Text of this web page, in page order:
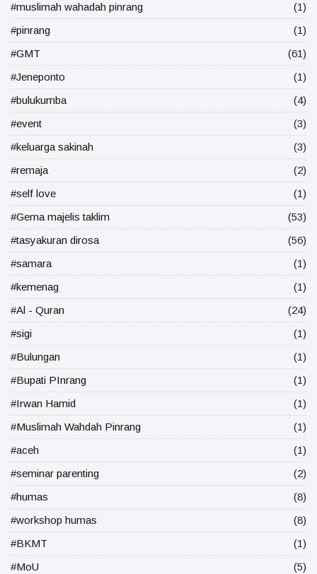
#muslimah wahadah pinrang
(1)
#pinrang
(1)
#GMT
(61)
#Jeneponto
(1)
#bulukumba
(4)
#event
(3)
#keluarga sakinah
(3)
#remaja
(2)
#self love
(1)
#Gema majelis taklim
(53)
#tasyakuran dirosa
(56)
#samara
(1)
#kemenag
(1)
#Al - Quran
(24)
#sigi
(1)
#Bulungan
(1)
#Bupati PInrang
(1)
#Irwan Hamid
(1)
#Muslimah Wahdah Pinrang
(1)
#aceh
(1)
#seminar parenting
(2)
#humas
(8)
#workshop humas
(8)
#BKMT
(1)
#MoU
(5)